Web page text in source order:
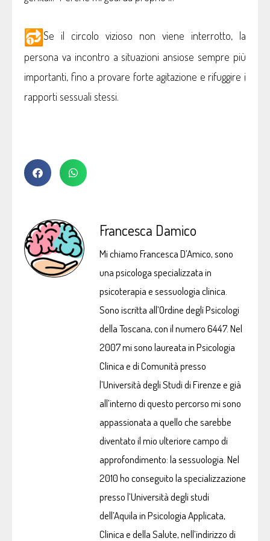
Se il circolo vizioso non viene interrotto, la
persona va incontro a situazioni ansiose sempre più
importanti, fino a provare forte agitazione e rifuggire i
rapporti sessuali stessi.
Francesca Damico
Mi chiamo Francesca D’Amico, sono
una psicologa specializzata in
psicoterapia e sessuologia clinica.
Sono iscritta all’Ordine degli Psicologi
della Toscana, con il numero 6447. Nel
2007 mi sono laureata in Psicologia
Clinica e di Comunità presso
l’Università degli Studi di Firenze e già
all’interno di questo percorso mi sono
appassionata a quello che sarebbe
diventato il mio ulteriore campo di
approfondimento: la sessuologia. Nel
2010 ho conseguito la specializzazione
presso l’Università degli studi
dell’Aquila in Psicologia Applicata,
Clinica e della Salute, nell’indirizzo di